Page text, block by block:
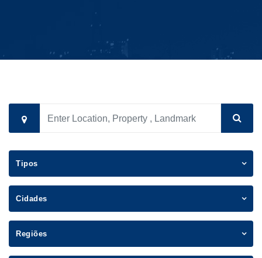
Tipos
Cidades
Regiões